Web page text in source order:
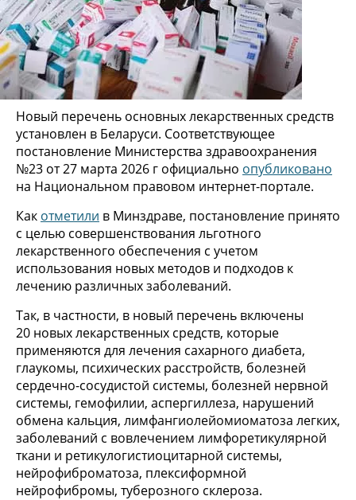
Новый перечень основных лекарственных средств
установлен в Беларуси. Соответствующее
постановление Министерства здравоохранения
№23 от 27 марта 2026 г официально опубликовано
на Национальном правовом интернет-портале.
Как отметили в Минздраве, постановление принято
с целью совершенствования льготного
лекарственного обеспечения с учетом
использования новых методов и подходов к
лечению различных заболеваний.
Так, в частности, в новый перечень включены
20 новых лекарственных средств, которые
применяются для лечения сахарного диабета,
глаукомы, психических расстройств, болезней
сердечно-сосудистой системы, болезней нервной
системы, гемофилии, аспергиллеза, нарушений
обмена кальция, лимфангиолейомиоматоза легких,
заболеваний с вовлечением лимфоретикулярной
ткани и ретикулогистиоцитарной системы,
нейрофиброматоза, плексиформной
нейрофибромы, туберозного склероза.